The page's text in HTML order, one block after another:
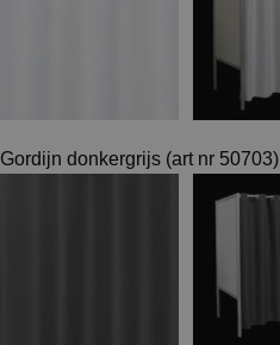
Gordijn donkergrijs (art nr 50703)